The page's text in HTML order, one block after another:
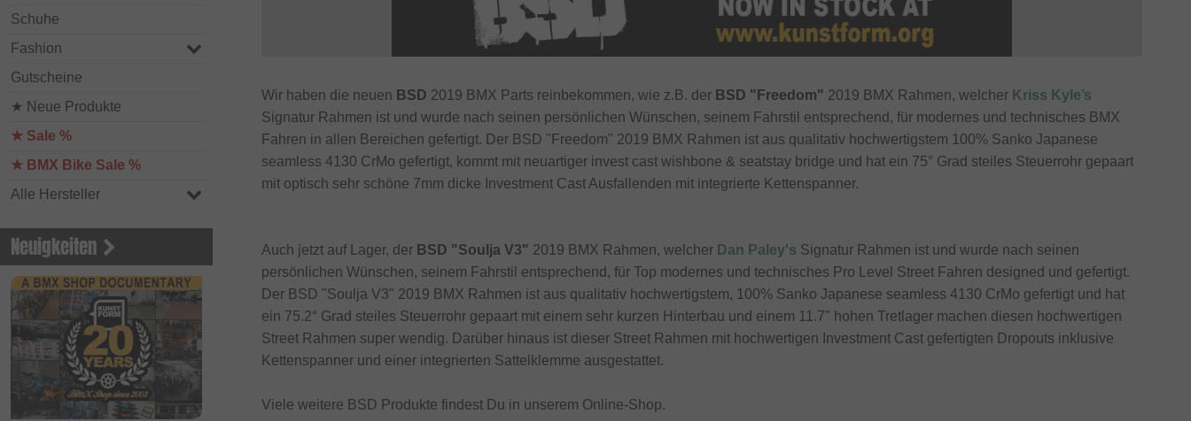
Schuhe
Fashion
Gutscheine
★ Neue Produkte
★ Sale %
★ BMX Bike Sale %
Alle Hersteller
Neuigkeiten
Wir haben die neuen BSD 2019 BMX Parts reinbekommen, wie z.B. der BSD "Freedom" 2019 BMX Rahmen, welcher Kriss Kyle’s
Signatur Rahmen ist und wurde nach seinen persönlichen Wünschen, seinem Fahrstil entsprechend, für modernes und technisches BMX
Fahren in allen Bereichen gefertigt. Der BSD "Freedom" 2019 BMX Rahmen ist aus qualitativ hochwertigstem 100% Sanko Japanese
seamless 4130 CrMo gefertigt, kommt mit neuartiger invest cast wishbone & seatstay bridge und hat ein 75° Grad steiles Steuerrohr gepaart
mit optisch sehr schöne 7mm dicke Investment Cast Ausfallenden mit integrierte Kettenspanner.
Auch jetzt auf Lager, der BSD "Soulja V3" 2019 BMX Rahmen, welcher Dan Paley's Signatur Rahmen ist und wurde nach seinen
persönlichen Wünschen, seinem Fahrstil entsprechend, für Top modernes und technisches Pro Level Street Fahren designed und gefertigt.
Der BSD "Soulja V3" 2019 BMX Rahmen ist aus qualitativ hochwertigstem, 100% Sanko Japanese seamless 4130 CrMo gefertigt und hat
ein 75.2° Grad steiles Steuerrohr gepaart mit einem sehr kurzen Hinterbau und einem 11.7" hohen Tretlager machen diesen hochwertigen
Street Rahmen super wendig. Darüber hinaus ist dieser Street Rahmen mit hochwertigen Investment Cast gefertigten Dropouts inklusive
Kettenspanner und einer integrierten Sattelklemme ausgestattet.
Viele weitere BSD Produkte findest Du in unserem Online-Shop.